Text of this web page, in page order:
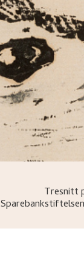
Tresnitt